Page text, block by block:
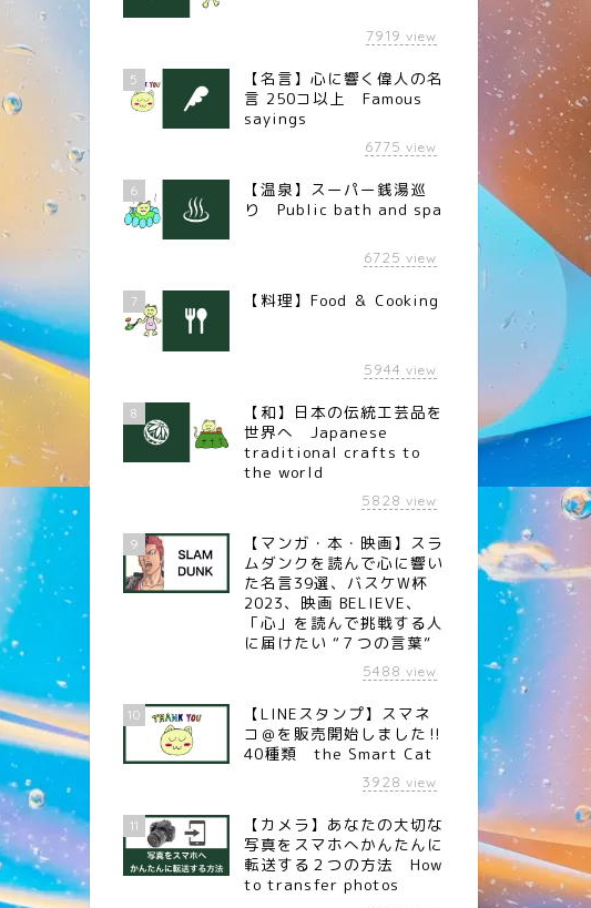
7919 view
5
【名言】心に響く偉人の名
言 250コ以上 Famous
sayings
6775 view
6
【温泉】スーパー銭湯巡
り Public bath and spa
6725 view
7 【料理】Food ＆ Cooking
5944 view
8
【和】日本の伝統工芸品を
世界へ Japanese
traditional crafts to
the world
5828 view
9
【マンガ・本・映画】スラ
ムダンクを読んで心に響い
た名言39選、バスケW杯
2023、映画 BELIEVE、
「心」を読んで挑戦する人
に届けたい “７つの言葉”
5488 view
10
【LINEスタンプ】スマネ
コ＠を販売開始しました‼︎
40種類 the Smart Cat
3928 view
11
【カメラ】あなたの大切な
写真をスマホへかんたんに
転送する２つの方法 How
to transfer photos